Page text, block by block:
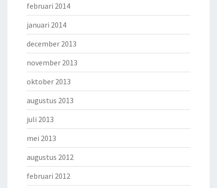
februari 2014
januari 2014
december 2013
november 2013
oktober 2013
augustus 2013
juli 2013
mei 2013
augustus 2012
februari 2012